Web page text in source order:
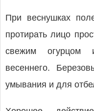
При веснушках
протирать лицо
свежим огурцом
весеннего.
умывания и для